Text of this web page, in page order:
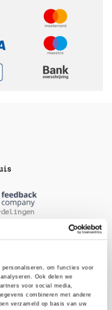
om functies voor
Ook delen we
voor social media,
combineren met andere
verzameld op basis van uw